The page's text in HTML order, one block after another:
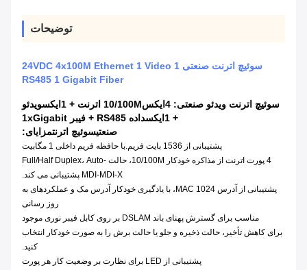
توضیحات
سوئیچ اترنت صنعتی 24VDC 4x100M Ethernet 1 Video 1
RS485 1 Gigabit Fiber
سوئیچ اترنت ویدئو صنعتی: 4 ایکس10/100M اترنت + 1 ایکسویدئو
+ 1
ایکسداده RS485 + فیبر 1xGigabit
صنعتیسوئیچ اترنتمزایای:
پشتیبانی از 1536 بایت فریم.با حافظه فریم داخلی 1 مگابیت
4 پورت اترنت از مذاکره خودکار 10/100M، حالت Full/Half Duplex، Auto-
MDI-MDI-X پشتیبانی می کند.
پشتیبانی از آدرس MAC 1024، با یادگیری خودکار آدرس مک و عملکردهای به
روز رسانی
مناسب برای گسترش پهنای باند DSLAM بر روی کابل فیبر نوری موجود
برای کاهش تأخیر، حالت ذخیره و جلو یا حالت برش را به صورت خودکار انتخاب
کنید.
پشتیبانی از LED برای نظارت بر وضعیت کار هر پورت